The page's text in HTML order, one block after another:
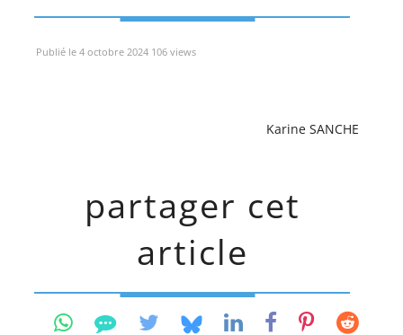
Publié le 4 octobre 2024 106 views
Karine SANCHE
partager cet
article